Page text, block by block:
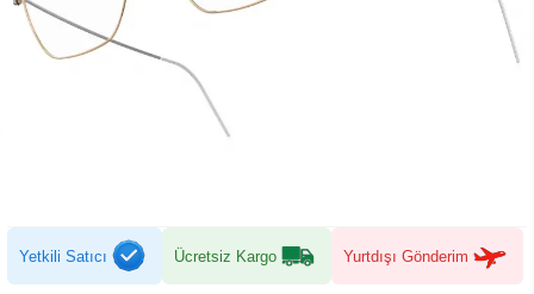
Yetkili Satıcı Ücretsiz Kargo Yurtdışı Gönderim